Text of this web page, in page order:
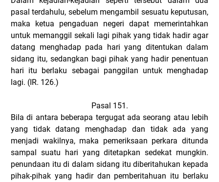
pasal terdahulu, sebelum mengambil sesuatu keputusan,
maka ketua pengaduan negeri dapat memerintahkan
untuk memanggil sekali lagi pihak yang tidak hadir agar
datang menghadap pada hari yang ditentukan dalam
sidang itu, sedangkan bagi pihak yang hadir penentuan
hari itu berlaku sebagai panggilan untuk menghadap
lagi. (IR. 126.)
Pasal 151.
Bila di antara beberapa tergugat ada seorang atau lebih
yang tidak datang menghadap dan tidak ada yang
menjadi wakilnya, maka pemeriksaan perkara ditunda
sampal suatu hari yang ditetapkan sedekat mungkin.
penundaan itu di dalam sidang itu diberitahukan kepada
pihak-pihak yang hadir dan pemberitahuan itu berlaku